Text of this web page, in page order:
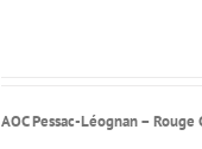
AOC Pessac-Léognan – Rouge